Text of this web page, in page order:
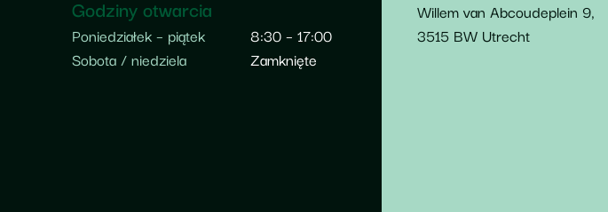
Godziny otwarcia
Poniedziałek – piątek
Sobota / niedziela
8:30 – 17:00
Zamknięte
Willem van Abcoudeplein 9,
3515 BW Utrecht